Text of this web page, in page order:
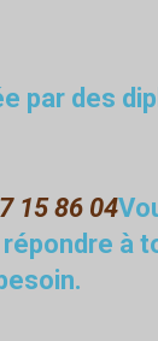
par des
15 86 04
à